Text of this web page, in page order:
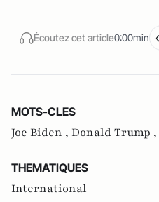
Écoutez cet article0:00min
MOTS-CLES
Joe Biden , Donald Trump ,
THEMATIQUES
International